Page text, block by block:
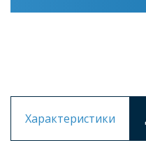
Характеристики